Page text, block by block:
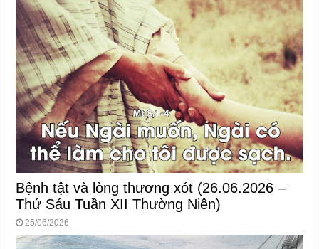
Bệnh tật và lòng thương xót (26.06.2026 –
Thứ Sáu Tuần XII Thường Niên)
25/06/2026